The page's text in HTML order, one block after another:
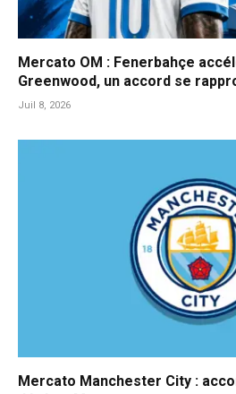
Mercato OM : Fenerbahçe
Greenwood, un accord se
Juil 8, 2026
Mercato Manchester City :